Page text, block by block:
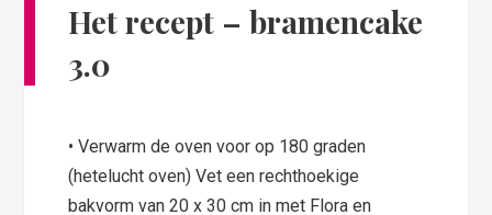
Het recept – bramencake
3.0
• Verwarm de oven voor op 180 graden
(hetelucht oven) Vet een rechthoekige
bakvorm van 20 x 30 cm in met Flora en